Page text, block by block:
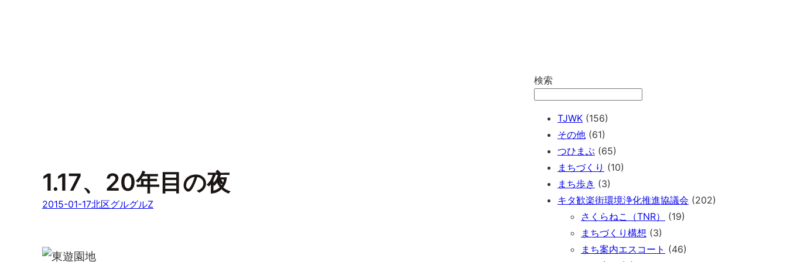
1.17、20年目の夜
2015-01-17北区グルグルZ
検索
TJWK (156)
その他 (61)
つひまぶ (65)
まちづくり (10)
まち歩き (3)
キタ歓楽街環境浄化推進協議会 (202)
さくらねこ（TNR）
(19)
まちづくり構想 (3)
まち案内エスコート (46)